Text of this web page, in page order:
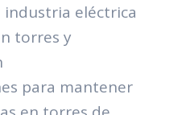
industria eléctrica
torres y
para mantener